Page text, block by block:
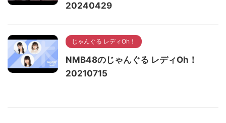
20240429
じゃんぐる レディOh！
NMB48のじゃんぐる レディOh！
20210715